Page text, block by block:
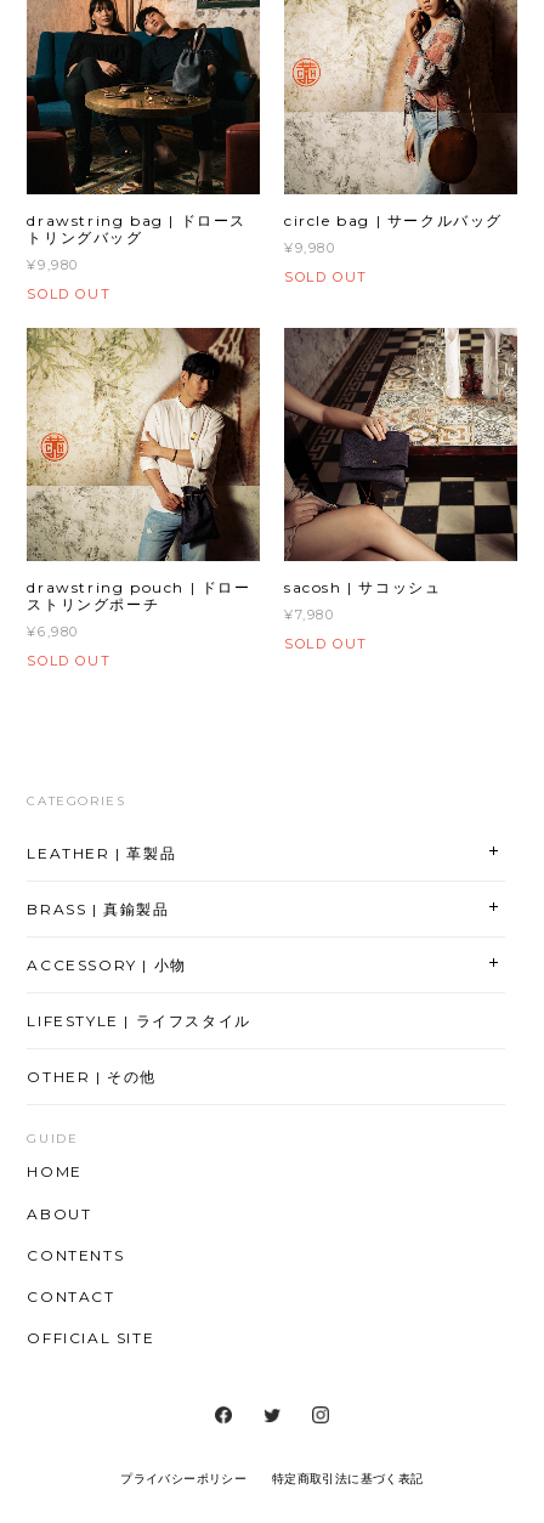
drawstring bag | ドロース
トリングバッグ
¥9,980
SOLD OUT
circle bag | サークルバッグ
¥9,980
SOLD OUT
drawstring pouch | ドロー
ストリングポーチ
¥6,980
SOLD OUT
sacosh | サコッシュ
¥7,980
SOLD OUT
CATEGORIES
LEATHER | 革製品
BRASS | 真鍮製品
ACCESSORY | 小物
LIFESTYLE | ライフスタイル
OTHER | その他
GUIDE
HOME
ABOUT
CONTENTS
CONTACT
OFFICIAL SITE
プライバシーポリシー 特定商取引法に基づく表記